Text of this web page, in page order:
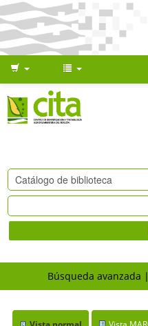
Búsqueda avanzada